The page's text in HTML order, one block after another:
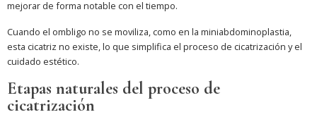
mejorar de forma notable con el tiempo.
Cuando el ombligo no se moviliza, como en la miniabdominoplastia,
esta cicatriz no existe, lo que simplifica el proceso de cicatrización y el
cuidado estético.
Etapas naturales del proceso de
cicatrización